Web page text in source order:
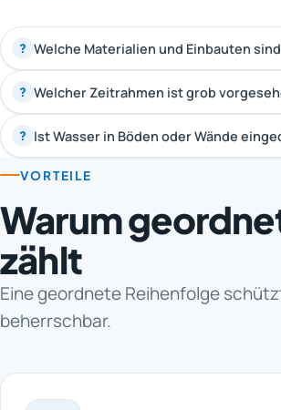
? Welche Materialien und Einbauten
? Welcher Zeitrahmen ist grob
? Ist Wasser in Böden oder Wände
VORTEILE
Warum
zählt
Eine geordnete Reihenfolge
beherrschbar.